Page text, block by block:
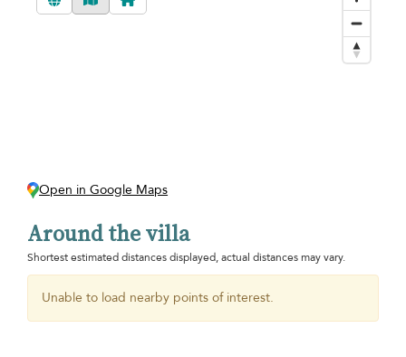
Open in Google Maps
Around the villa
Shortest estimated distances displayed, actual distances may vary.
Unable to load nearby points of interest.